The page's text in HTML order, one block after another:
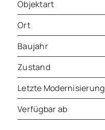
Objektart
Ort
Baujahr
Zustand
Letzte Modernisierung
Verfügbar ab